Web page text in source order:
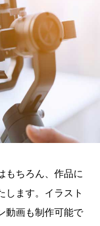
もちろん、作品に
します。イラスト
動画も制作可能で